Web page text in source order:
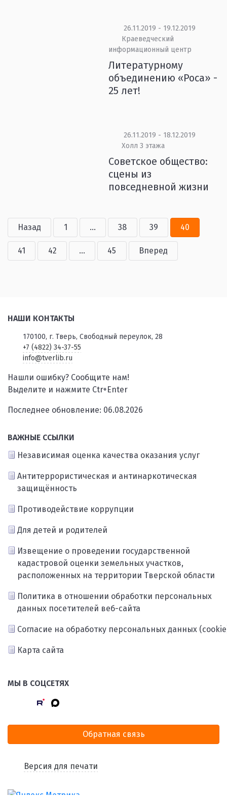
26.11.2019 - 19.12.2019
Краеведческий
информационный центр
Литературному
объединению «Роса» -
25 лет!
26.11.2019 - 18.12.2019
Холл 3 этажа
Советское общество:
сцены из
повседневной жизни
Назад 1 ... 38 39 40
41 42 ... 45 Вперед
НАШИ КОНТАКТЫ
170100, г. Тверь, Свободный переулок, 28
+7 (4822) 34-37-55
info@tverlib.ru
Нашли ошибку? Сообщите нам!
Выделите и нажмите Ctr+Enter
Последнее обновление: 06.08.2026
ВАЖНЫЕ ССЫЛКИ
Независимая оценка качества оказания услуг
Антитеррористическая и антинаркотическая
защищённость
Противодействие коррупции
Для детей и родителей
Извещение о проведении государственной
кадастровой оценки земельных участков,
расположенных на территории Тверской области
Политика в отношении обработки персональных
данных посетителей веб-сайта
Согласие на обработку персональных данных
Карта сайта
МЫ В СОЦСЕТЯХ
Обратная связь
Версия для печати